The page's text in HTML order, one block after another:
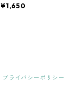
¥1,650
プライバシーポリシー